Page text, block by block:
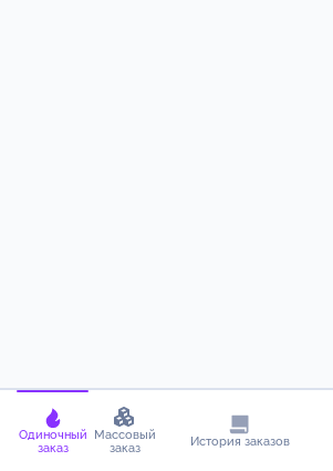
Одиночный
заказ
Массовый
заказ
История заказов